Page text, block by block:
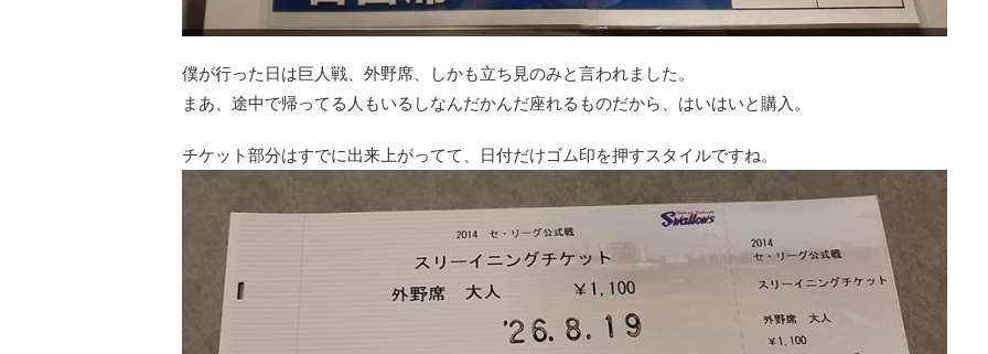
僕が行った日は巨人戦、外野席、しかも立ち見のみと言われました。
まあ、途中で帰ってる人もいるしなんだかんだ座れるものだから、はいはいと購入。
チケット部分はすでに出来上がってて、日付だけゴム印を押すスタイルですね。